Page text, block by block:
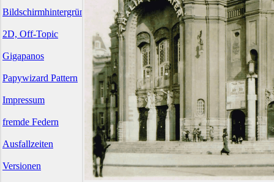
Bildschirmhintergründe
2D, Off-Topic
Gigapanos
Papywizard Pattern
Impressum
fremde Federn
Ausfallzeiten
Versionen